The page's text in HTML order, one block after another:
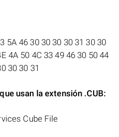
5A 46 30 30 30 30 31 30 30
4A 50 4C 33 49 46 30 50 44
30 30 31
usan la extensión .CUB:
Cube File